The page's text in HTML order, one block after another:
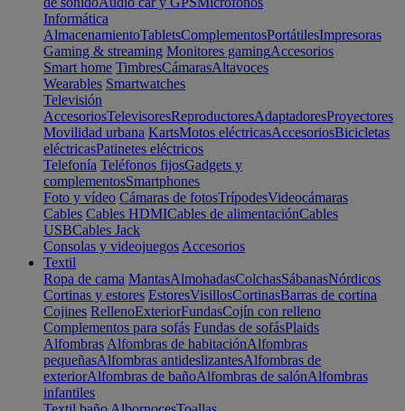
Informática
AlmacenamientoTabletsComplementosPortátilesImpresoras
Gaming & streaming Monitores gamingAccesorios
Smart home TimbresCámarasAltavoces
Wearables Smartwatches
Televisión
AccesoriosTelevisoresReproductoresAdaptadoresProyectores
Movilidad urbana KartsMotos eléctricasAccesoriosBicicletas
eléctricasPatinetes eléctricos
Telefonía Teléfonos fijosGadgets y
complementosSmartphones
Foto y vídeo Cámaras de fotosTrípodesVideocámaras
Cables Cables HDMICables de alimentaciónCables
USBCables Jack
Consolas y videojuegos Accesorios
Textil
Ropa de cama MantasAlmohadasColchasSábanasNórdicos
Cortinas y estores EstoresVisillosCortinasBarras de cortina
Cojines RellenoExteriorFundasCojín con relleno
Complementos para sofás Fundas de sofásPlaids
Alfombras Alfombras de habitaciónAlfombras
pequeñasAlfombras antideslizantesAlfombras de
exteriorAlfombras de bañoAlfombras de salónAlfombras
infantiles